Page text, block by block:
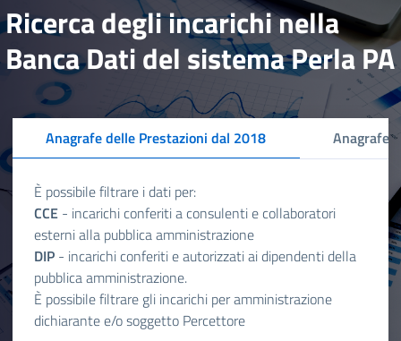
Ricerca degli incarichi nella
Banca Dati del sistema Perla PA
Anagrafe delle Prestazioni dal 2018 Anagrafe
È possibile filtrare i dati per:
CCE - incarichi conferiti a consulenti e collaboratori
esterni alla pubblica amministrazione
DIP - incarichi conferiti e autorizzati ai dipendenti della
pubblica amministrazione.
È possibile filtrare gli incarichi per amministrazione
dichiarante e/o soggetto Percettore